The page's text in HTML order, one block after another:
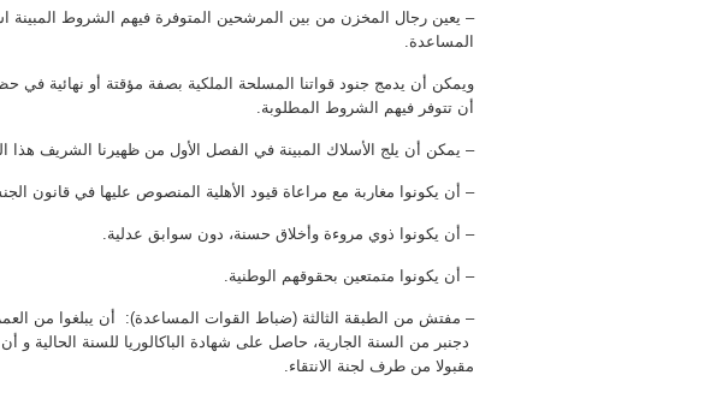
– يعين رجال المخزن من بين المرشحين المتوفرة فيهم الشروط المبينة
المساعدة.
ويمكن أن يدمج جنود قواتنا المسلحة الملكية بصفة مؤقتة أو نهائية في
أن تتوفر فيهم الشروط المطلوبة.
– يمكن أن يلج الأسلاك المبينة في الفصل الأول من ظهيرنا الشريف
– أن يكونوا مغاربة مع مراعاة قيود الأهلية المنصوص عليها في قانون
– أن يكونوا ذوي مروءة وأخلاق حسنة، دون سوابق عدلية.
– أن يكونوا متمتعين بحقوقهم الوطنية.
مقبولا من طرف لجنة الانتقاء.